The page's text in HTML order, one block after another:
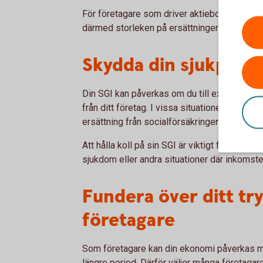
För företagare som driver aktiebolag kan
därmed storleken på ersättningen.
Skydda din
Din SGI kan påverkas om du till exempel
från ditt företag. I vissa situationer är din
ersättning från socialförsäkringen.
Att hålla koll på sin SGI är viktigt för att
sjukdom eller andra situationer där
Fundera över ditt
företagare
Som företagare kan din ekonomi påverkas